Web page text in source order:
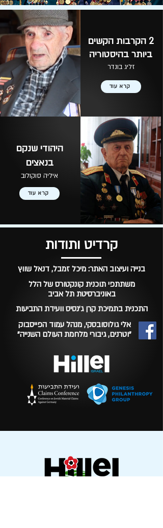
היהודי שנקם
בנאצים
איליה סוקולוב
קרא עוד
2 הקרבות הקשים
ביותר בהיסטוריה
קרא עוד
זליג בונדר
קרדיט ותודות
בנייה ועיצוב האתר: מיכל זמבל, דנאל שווץ
משתתפי תוכנית קונקטורס של הלל
באוניברסיטת תל אביב
התכנית בתמיכת קרן ג'נסיס וועידת התביעות
אלי גולוסובסקי, מנהל עמוד הפייסבוק
"וטרנים, גיבורי מלחמת העולם השנייה"